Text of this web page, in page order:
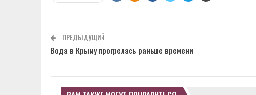
ПРЕДЫДУЩИЙ
Вода в Крыму прогрелась раньше времени